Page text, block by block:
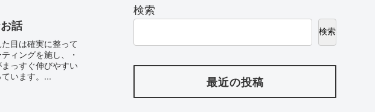
話
目は確実に整って
ィングを施し、・
っすぐ伸びやすい
います。...
検索
検索
最近の投稿